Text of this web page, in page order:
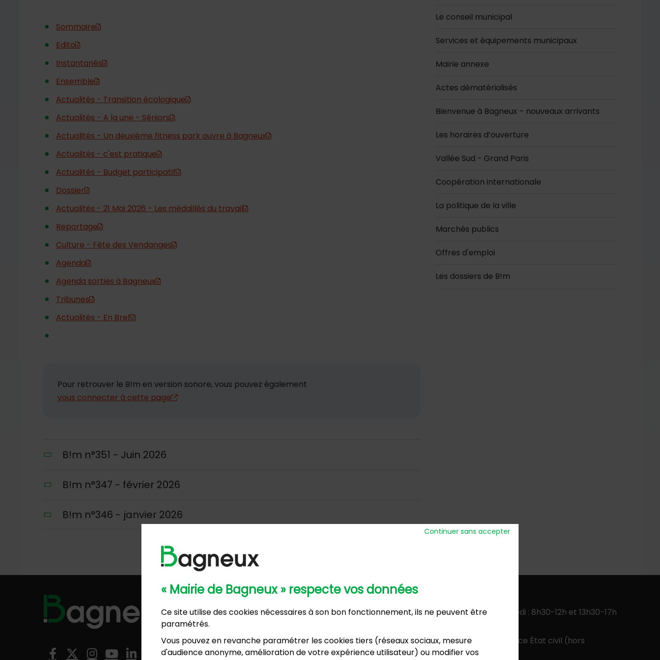
« Mairie de Bagneux » respecte vos données
Ce site utilise des cookies nécessaires à son bon fonctionnement, ils ne peuvent être
paramétrés.
Vous pouvez en revanche paramétrer les cookies tiers (réseaux sociaux, mesure
d'audience anonyme, amélioration de votre expérience utilisateur) ou modifier vos
Continuer sans accepter
Sommaire
Edito
Instantanés
Ensemble
Actualités - Transition écologique
Actualités - A la une - Séniors
Actualités - Un deuxième fitness park ouvre à Bagneux
Actualités - c'est pratique
Actualités - Budget participatif
Dossier
Actualités - 21 Mai 2026 - Les médaillés du travail
Reportage
Culture - Fête des Vendanges
Agenda
Agenda sorties à Bagneux
Tribunes
Actualités - En Bref
Pour retrouver le B!m en version sonore, vous pouvez également
vous connecter à cette page
B!m n°351 - Juin 2026
B!m n°347 - février 2026
B!m n°346 - janvier 2026
Le conseil municipal
Services et équipements municipaux
Mairie annexe
Actes dématérialisés
Bienvenue à Bagneux – nouveaux arrivants
Les horaires d’ouverture
Vallée Sud - Grand Paris
Coopération internationale
La politique de la ville
Marchés publics
Offres d'emploi
Les dossiers de B!m
Nous suivre
57, avenue Henri Ravera - 92220 Bagneux
01 42 31 60 00
8, résidence du Port Galand - 92220 Bagneux
Lundi, mercredi, jeudi, vendredi : 8h30-12h et 13h30-17h
Samedi : 9h-12h pour le service État civil (hors
vacances scolaires)